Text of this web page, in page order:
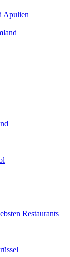
Apulien
Restaurants